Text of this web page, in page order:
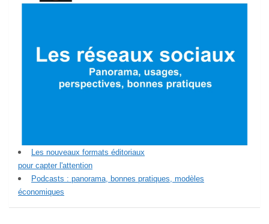
Les nouveaux formats éditoriaux
pour capter l'attention
Podcasts : panorama, bonnes pratiques, modèles
économiques